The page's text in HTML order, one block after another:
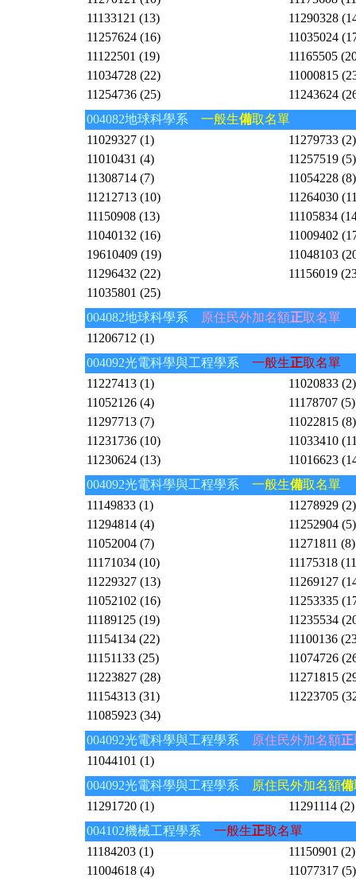
11133121 (13)
11290328
11257624 (16)
11035024
11122501 (19)
11165505
11034728 (22)
11000815
11254736 (25)
11243624
004082地球科學系
一般生備取名單
11029327 (1)
11279733 (2)
11010431 (4)
11257519 (5)
11308714 (7)
11054228 (8)
11212713 (10)
11264030
11150908 (13)
11105834
11040132 (16)
11009402
19610409 (19)
11048103
11296432 (22)
11156019
11035801 (25)
004082地球科學系
原住民外加名額正取名單
11206712 (1)
004092光電科學與工程學系
一般生正取名單
11227413 (1)
11020833 (2)
11052126 (4)
11178707 (5)
11297713 (7)
11022815 (8)
11231736 (10)
11033410
11230624 (13)
11016623
004092光電科學與工程學系
一般生備取名單
11149833 (1)
11278929 (2)
11294814 (4)
11252904 (5)
11052004 (7)
11271811 (8)
11171034 (10)
11175318
11229327 (13)
11269127
11052102 (16)
11253335
11189125 (19)
11235534
11154134 (22)
11100136
11151133 (25)
11074726
11223827 (28)
11271815
11154313 (31)
11223705
11085923 (34)
004092光電科學與工程學系
原住民外加名額正
11044101 (1)
004092光電科學與工程學系
原住民外加名額備
11291720 (1)
11291114 (2)
004102機械工程學系
一般生正取名單
11184203 (1)
11150901 (2)
11004618 (4)
11077317 (5)